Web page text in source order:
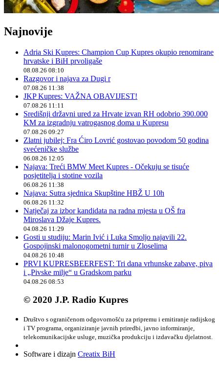
Najnovije
Adria Ski Kupres: Champion Cup Kupres okupio renomirane
hrvatske i BiH prvoligaše
08.08.26 08:10
Razgovor i najava za Dugi r
07.08.26 11:38
JKP Kupres: VAŽNA OBAVIJEST!
07.08.26 11:11
Središnji državni ured za Hrvate izvan RH odobrio 390.000
KM za izgradnju vatrogasnog doma u Kupresu
07.08.26 09:27
Zlatni jubilej: Fra Ćiro Lovrić gostovao povodom 50 godina
svećeničke službe
06.08.26 12:05
Najava: Treći BMW Meet Kupres - Očekuju se tisuće
posjetitelja i stotine vozila
06.08.26 11:38
Najava: Sutra sjednica Skupštine HBŽ U 10h
06.08.26 11:32
Natječaj za izbor kandidata na radna mjesta u OŠ fra
Miroslava Džaje Kupres.
04.08.26 11:29
Gosti u studiju: Marin Ivić i Luka Smoljo najavili 22.
Gospojinski malonogometni turnir u Zloselima
04.08.26 10:48
PRVI KUPRESBEERFEST: Tri dana vrhunske zabave, piva
i „Pivske milje“ u Gradskom parku
04.08.26 08:53
© 2020 J.P. Radio Kupres
Društvo s ograničenom odgovornošću za pripremu i emitiranje radijskog
i TV programa, organiziranje javnih priredbi, javno informiranje,
telekomunikacijske usluge, muzička produkciju i izdavačku djelatnost.
Software i dizajn Creatix BiH